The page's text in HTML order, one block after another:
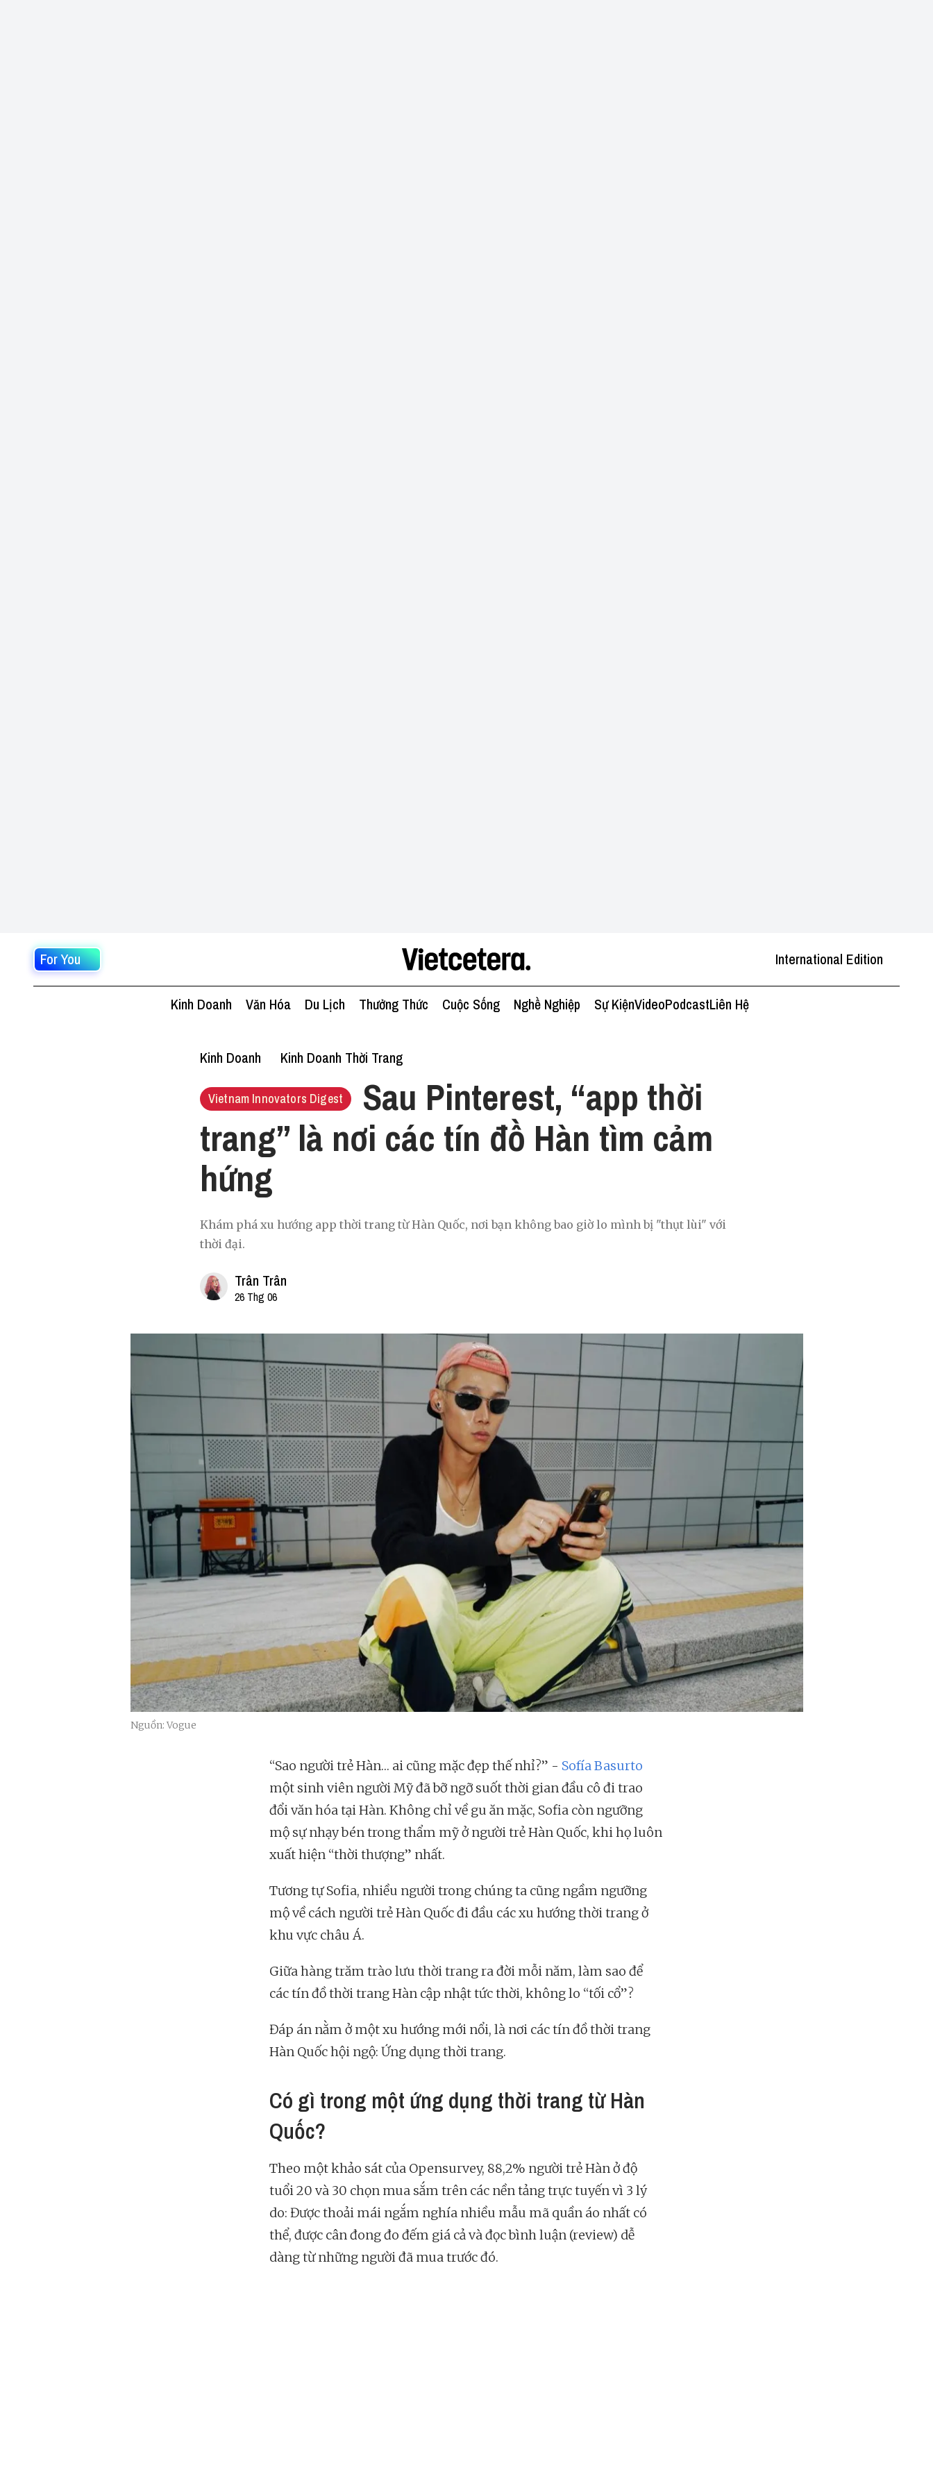
For You International Edition
Kinh Doanh Văn Hóa Du Lịch Thưởng Thức Cuộc Sống Nghề Nghiệp Sự KiệnVideoPodcastLiên Hệ
Kinh Doanh Kinh Doanh Thời Trang
Vietnam Innovators Digest
Sau Pinterest, “app thời
trang” là nơi các tín đồ Hàn tìm cảm
hứng
Khám phá xu hướng app thời trang từ Hàn Quốc, nơi bạn không bao giờ lo mình bị "thụt lùi" với
thời đại.
Trân Trân
26 Thg 06
Nguồn: Vogue
“Sao người trẻ Hàn… ai cũng mặc đẹp thế nhỉ?” - Sofía Basurto
một sinh viên người Mỹ đã bỡ ngỡ suốt thời gian đầu cô đi trao
đổi văn hóa tại Hàn. Không chỉ về gu ăn mặc, Sofia còn ngưỡng
mộ sự nhạy bén trong thẩm mỹ ở người trẻ Hàn Quốc, khi họ luôn
xuất hiện “thời thượng” nhất.
Tương tự Sofia, nhiều người trong chúng ta cũng ngầm ngưỡng
mộ về cách người trẻ Hàn Quốc đi đầu các xu hướng thời trang ở
khu vực châu Á.
Giữa hàng trăm trào lưu thời trang ra đời mỗi năm, làm sao để
các tín đồ thời trang Hàn cập nhật tức thời, không lo “tối cổ”?
Đáp án nằm ở một xu hướng mới nổi, là nơi các tín đồ thời trang
Hàn Quốc hội ngộ: Ứng dụng thời trang.
Có gì trong một ứng dụng thời trang từ Hàn
Quốc?
Theo một khảo sát của Opensurvey, 88,2% người trẻ Hàn ở độ
tuổi 20 và 30 chọn mua sắm trên các nền tảng trực tuyến vì 3 lý
do: Được thoải mái ngắm nghía nhiều mẫu mã quần áo nhất có
thể, được cân đong đo đếm giá cả và đọc bình luận (review) dễ
dàng từ những người đã mua trước đó.